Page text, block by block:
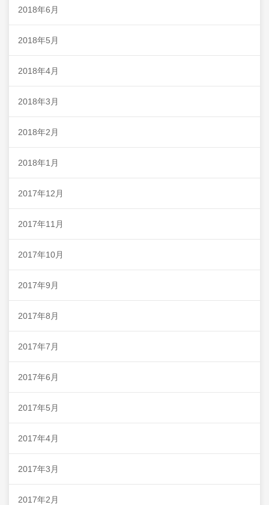
2018年6月
2018年5月
2018年4月
2018年3月
2018年2月
2018年1月
2017年12月
2017年11月
2017年10月
2017年9月
2017年8月
2017年7月
2017年6月
2017年5月
2017年4月
2017年3月
2017年2月